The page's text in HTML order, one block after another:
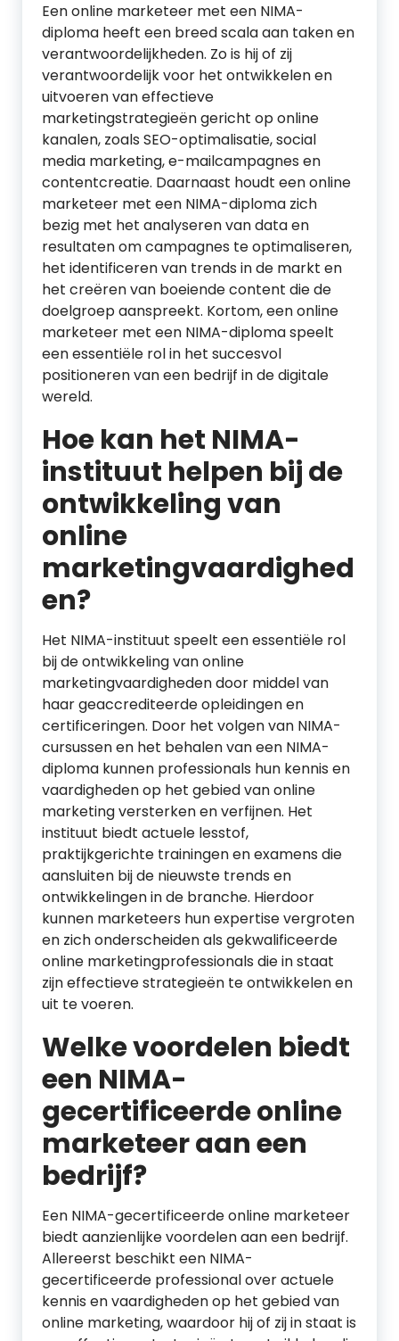
Een online marketeer met een NIMA-
diploma heeft een breed scala aan taken en
verantwoordelijkheden. Zo is hij of zij
verantwoordelijk voor het ontwikkelen en
uitvoeren van effectieve
marketingstrategieën gericht op online
kanalen, zoals SEO-optimalisatie, social
media marketing, e-mailcampagnes en
contentcreatie. Daarnaast houdt een online
marketeer met een NIMA-diploma zich
bezig met het analyseren van data en
resultaten om campagnes te optimaliseren,
het identificeren van trends in de markt en
het creëren van boeiende content die de
doelgroep aanspreekt. Kortom, een online
marketeer met een NIMA-diploma speelt
een essentiële rol in het succesvol
positioneren van een bedrijf in de digitale
wereld.
Hoe kan het NIMA-
instituut helpen bij de
ontwikkeling van
online
marketingvaardighed
en?
Het NIMA-instituut speelt een essentiële rol
bij de ontwikkeling van online
marketingvaardigheden door middel van
haar geaccrediteerde opleidingen en
certificeringen. Door het volgen van NIMA-
cursussen en het behalen van een NIMA-
diploma kunnen professionals hun kennis en
vaardigheden op het gebied van online
marketing versterken en verfijnen. Het
instituut biedt actuele lesstof,
praktijkgerichte trainingen en examens die
aansluiten bij de nieuwste trends en
ontwikkelingen in de branche. Hierdoor
kunnen marketeers hun expertise vergroten
en zich onderscheiden als gekwalificeerde
online marketingprofessionals die in staat
zijn effectieve strategieën te ontwikkelen en
uit te voeren.
Welke voordelen biedt
een NIMA-
gecertificeerde online
marketeer aan een
bedrijf?
Een NIMA-gecertificeerde online marketeer
biedt aanzienlijke voordelen aan een bedrijf.
Allereerst beschikt een NIMA-
gecertificeerde professional over actuele
kennis en vaardigheden op het gebied van
online marketing, waardoor hij of zij in staat is